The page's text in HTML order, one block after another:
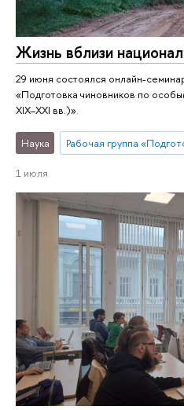
Жизнь вблизи
29 июня состоялся онлайн-
«Подготовка чиновников по
XIX–XXI вв.)».
Наука Рабочая группа
1 июля